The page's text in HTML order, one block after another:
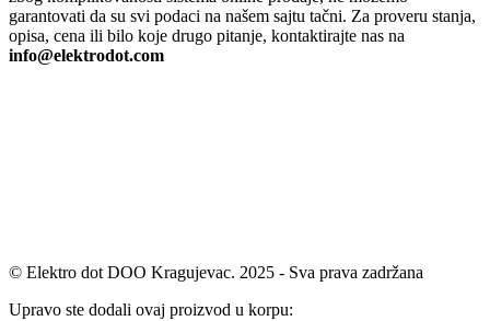
garantovati da su svi podaci na našem sajtu tačni. Za proveru stanja,
opisa, cena ili bilo koje drugo pitanje, kontaktirajte nas na
info@elektrodot.com
© Elektro dot DOO Kragujevac. 2025 - Sva prava zadržana
Upravo ste dodali ovaj proizvod u korpu: